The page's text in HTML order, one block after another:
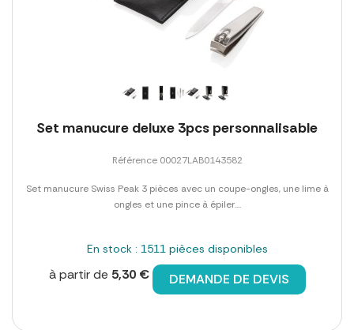
Set manucure deluxe 3pcs personnalisable
Référence 00027LAB0143582
Set manucure Swiss Peak 3 pièces avec un coupe-ongles, une lime à
ongles et une pince à épiler....
En stock : 1511 pièces disponibles
à partir de 5,30 € DEMANDE DE DEVIS